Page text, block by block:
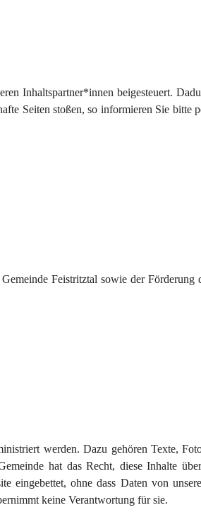
Inhaltspartner*innen beigesteuert.
Seiten stoßen, so informieren Sie bitte
Feistritztal sowie der Förderung
werden. Dazu gehören Texte,
hat das Recht, diese Inhalte
eingebettet, ohne dass Daten von
keine Verantwortung für sie.